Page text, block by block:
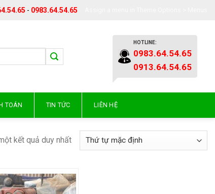
- 0983.64.54.65
HOTLINE:
0983.64.54.65
0913.64.54.65
TOÁN TIN TỨC LIÊN HỆ
kết quả duy nhất